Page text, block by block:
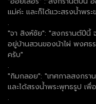
แม่ค่ะ และก็ได้แวะสรงน้ำพร
.
"จา สิงห์ชัย": "สงกรานต์ปีนี้
อยู่บ้านสวนของน้าไผ่ พงศธ
ครับ"
.
"กิมกลอย": "เทศกาลสงก
และได้สรงน้ำพระพุทธรูป เ
.